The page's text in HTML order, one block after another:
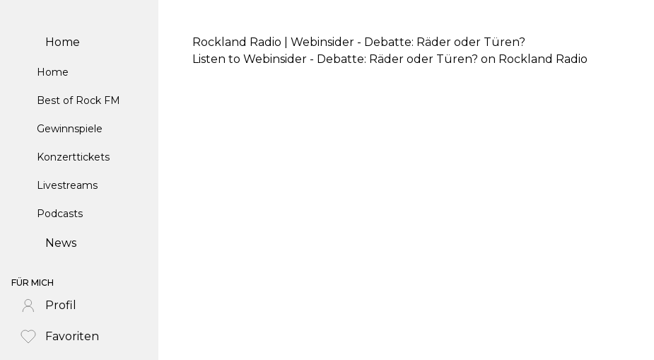
Home
Home
Best of Rock FM
Gewinnspiele
Konzerttickets
Livestreams
Podcasts
News
FÜR MICH
Profil
Favoriten
Rockland Radio | Webinsider - Debatte: Räder oder Türen?
Listen to Webinsider - Debatte: Räder oder Türen? on Rockland Radio